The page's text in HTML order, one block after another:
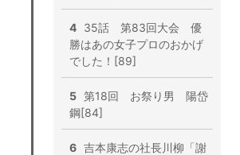
4 35話 第83回大会 優
勝はあの女子プロのおかげ
でした！[89]
5 第18回 お祭り男 陽岱
鋼[84]
6 吉本康志の社長川柳「謝